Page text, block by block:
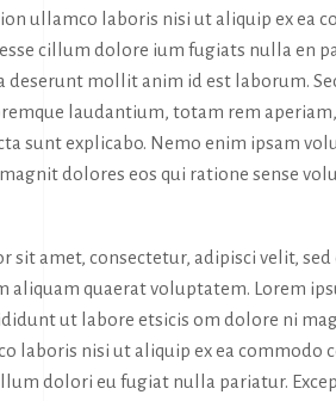
ullamco laboris nisi ut aliquip ex ea
cillum dolore ium fugiats nulla en
mollit anim id est laborum.
laudantium, totam rem aperiam,
sunt explicabo. Nemo enim ipsam
dolores eos qui ratione sense
amet, consectetur, adipisci velit,
quaerat voluptatem. Lorem
ut labore etsicis om dolore ni
nisi ut aliquip ex ea commodo
dolori eu fugiat nulla pariatur.